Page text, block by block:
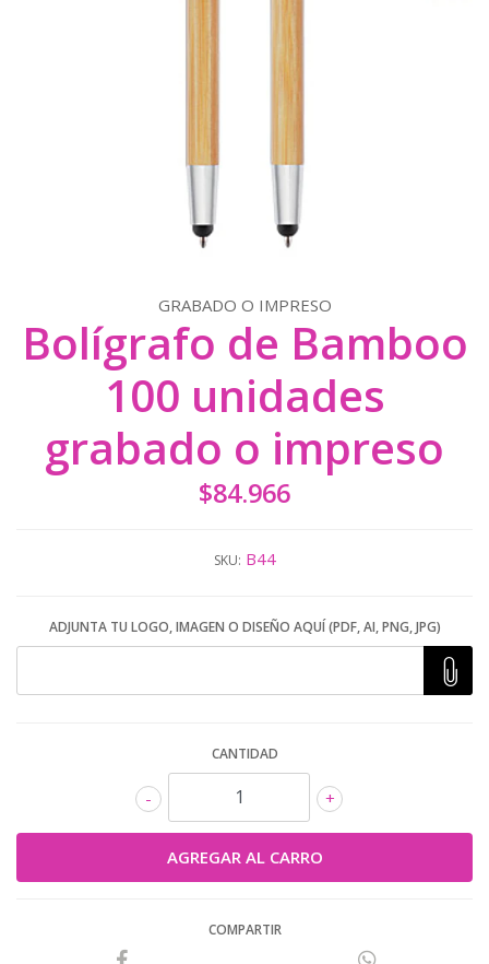
GRABADO O IMPRESO
Bolígrafo de Bamboo
100 unidades
grabado o impreso
$84.966
SKU: B44
ADJUNTA TU LOGO, IMAGEN O DISEÑO AQUÍ (PDF, AI, PNG, JPG)
CANTIDAD
+
-
COMPARTIR